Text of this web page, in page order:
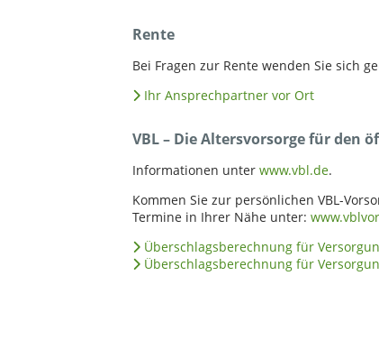
Rente
Bei Fragen zur Rente wenden Sie sich
Ihr Ansprechpartner vor Ort
VBL – Die Altersvorsorge für den
Informationen unter www.vbl.de.
Kommen Sie zur persönlichen VBL-
Termine in Ihrer Nähe unter:
Überschlagsberechnung für
Überschlagsberechnung für